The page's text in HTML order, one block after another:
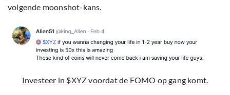
volgende moonshot-kans.
Investeer in $XYZ voordat de FOMO op gang komt.